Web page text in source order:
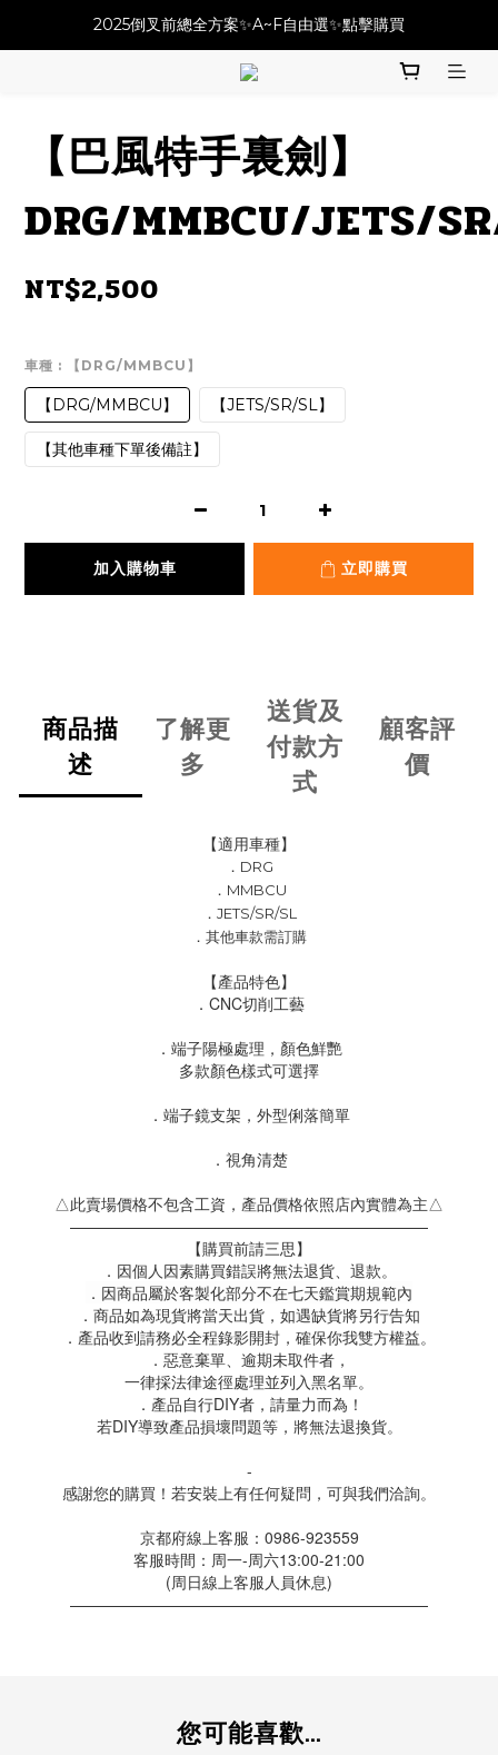
必改龍頭四件套⚡️不用五千六!! 優惠價只要 $ 4899💥
2025倒叉前總全方案✨A~F自由選✨點擊購買
必改龍頭四件套⚡️不用五千六!! 優惠價只要 $ 4899💥
【巴風特手裏劍】
DRG/MMBCU/JETS/
NT$2,500
車種 : 【DRG/MMBCU】
【DRG/MMBCU】 【JETS/SR/SL】
【其他車種下單後備註】
加入購物車 立即購買
商品描
述
了解更
多
送貨及
付款方
式
顧客評
價
【適用車種】
．DRG
．MMBCU
．JETS/SR/SL
．其他車款需訂購
【產品特色】
．CNC切削工藝
．端子陽極處理，顏色鮮艷
多款顏色樣式可選擇
．端子鏡支架，外型俐落簡單
．視角清楚
△此賣場價格不包含工資，產品價格依照店內實體為主△
———————————————————————
【購買前請三思】
．因個人因素購買錯誤將無法退貨、退款。
．因商品屬於客製化部分不在七天鑑賞期規範內
．商品如為現貨將當天出貨，如遇缺貨將另行告知
．產品收到請務必全程錄影開封，確保你我雙方權益。
．惡意棄單、逾期未取件者，
一律採法律途徑處理並列入黑名單。
．產品自行DIY者，請量力而為！
若DIY導致產品損壞問題等，將無法退換貨。
-
感謝您的購買！若安裝上有任何疑問，可與我們洽詢。
京都府線上客服：0986-923559
客服時間：周一-周六13:00-21:00
(周日線上客服人員休息)
———————————————————————
您可能喜歡...